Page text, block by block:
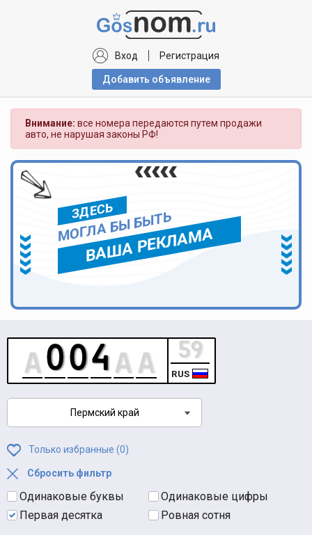
Вход Регистрация
Добавить объявлениe
Внимание: все номера передаются путем продажи
авто, не нарушая законы РФ!
ЗДЕСЬ
МОГЛА БЫ БЫТЬ
ВАША РЕКЛАМА
RUS
Пермский край
Только избранные (0)
Сбросить фильтр
Одинаковые буквы
Одинаковые цифры
Первая десятка
Ровная сотня